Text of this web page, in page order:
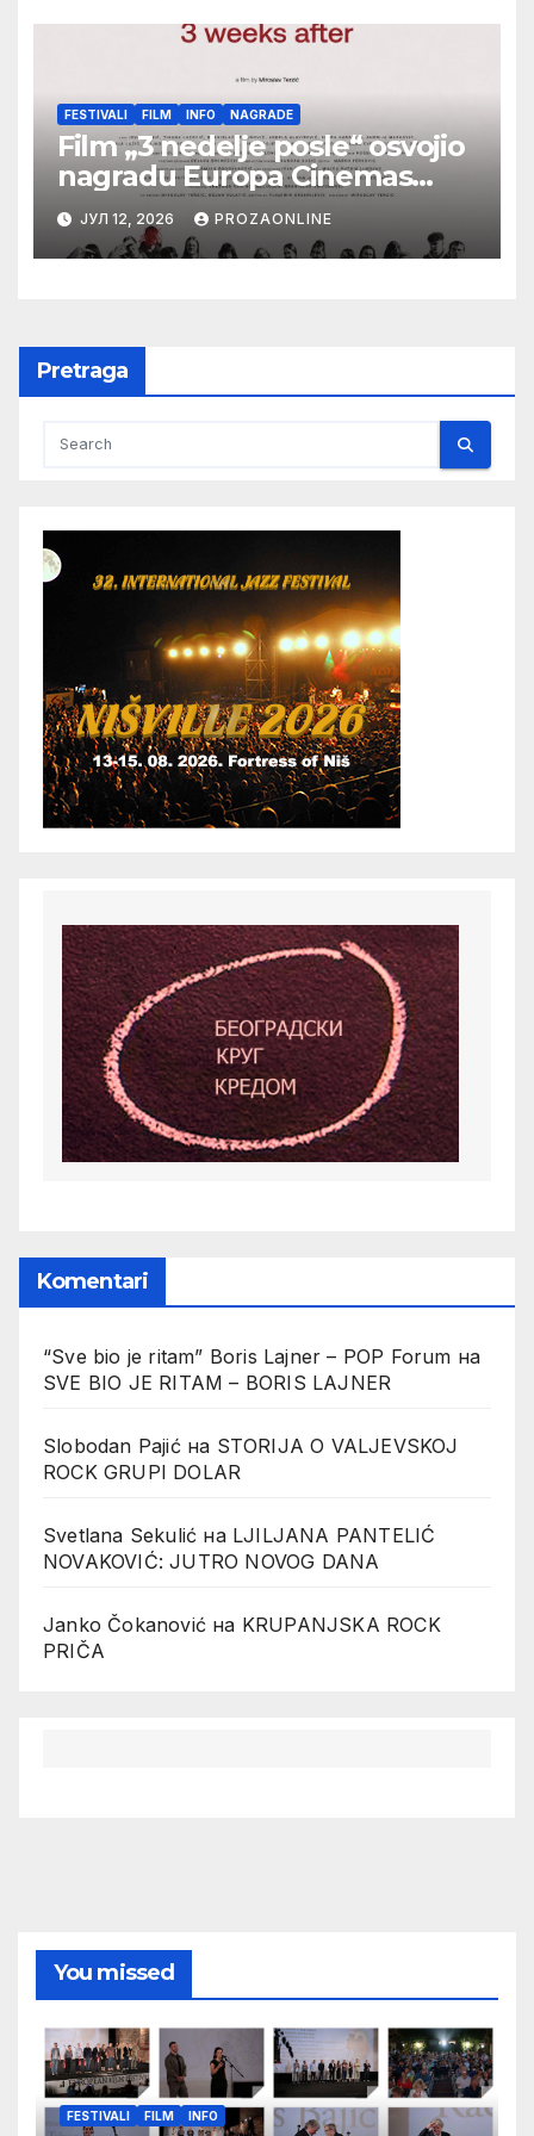
FESTIVALI FILM INFO NAGRADE
Film „3 nedelje posle“ osvojio
nagradu Europa Cinemas
Label na Filmskom festivalu u
Karlovim Varima
ЈУЛ 12, 2026 PROZAONLINE
Pretraga
Komentari
“Sve bio je ritam” Boris Lajner – POP Forum на
SVE BIO JE RITAM – BORIS LAJNER
Slobodan Pajićна STORIJA O VALJEVSKOJ
ROCK GRUPI DOLAR
Svetlana Sekulić на LJILJANA PANTELIĆ
NOVAKOVIĆ: JUTRO NOVOG DANA
Janko Čokanović на KRUPANJSKA ROCK
PRIČA
You missed
FESTIVALI FILM INFO